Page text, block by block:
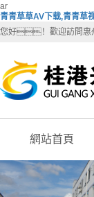
ar
青青草草AV下载,青青草
您好！歡迎訪問惠
網站首頁